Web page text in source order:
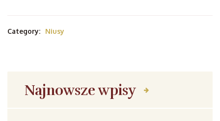
Category: Niusy
Najnowsze wpisy